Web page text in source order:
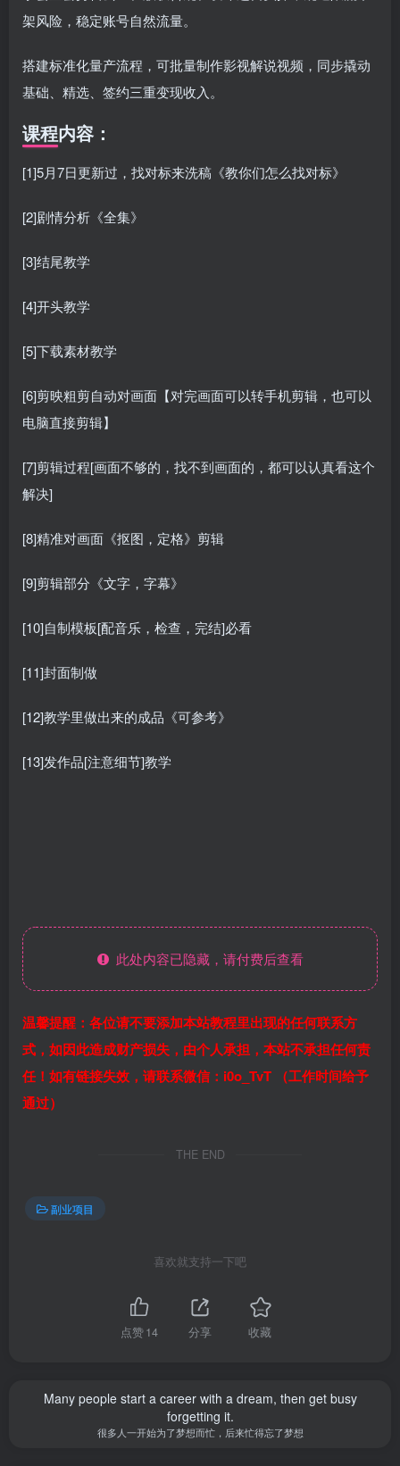
架风险，稳定账号自然流量。
搭建标准化量产流程，可批量制作影视解说视频，同步撬动
基础、精选、签约三重变现收入。
课程内容：
[1]5月7日更新过，找对标来洗稿《教你们怎么找对标》
[2]剧情分析《全集》
[3]结尾教学
[4]开头教学
[5]下载素材教学
[6]剪映粗剪自动对画面【对完画面可以转手机剪辑，也可以
电脑直接剪辑】
[7]剪辑过程[画面不够的，找不到画面的，都可以认真看这个
解决]
[8]精准对画面《抠图，定格》剪辑
[9]剪辑部分《文字，字幕》
[10]自制模板[配音乐，检查，完结]必看
[11]封面制做
[12]教学里做出来的成品《可参考》
[13]发作品[注意细节]教学
此处内容已隐藏，请付费后查看
温馨提醒：各位请不要添加本站教程里出现的任何联系方
式，如因此造成财产损失，由个人承担，本站不承担任何责
任！如有链接失效，请联系微信：i0o_TvT （工作时间给予
通过）
THE END
副业项目
喜欢就支持一下吧
点赞14 分享 收藏
Many people start a career with a dream, then get busy
forgetting it.
很多人一开始为了梦想而忙，后来忙得忘了梦想